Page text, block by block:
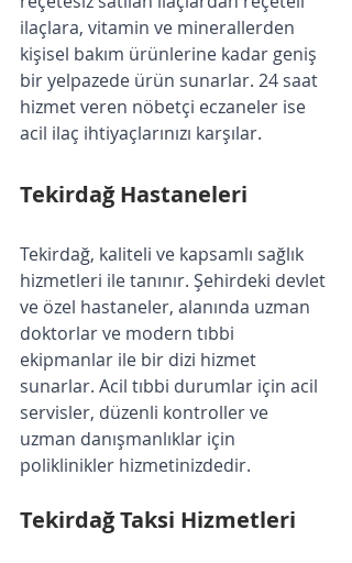
ilaçlara, vitamin ve minerallerden
kişisel bakım ürünlerine kadar geniş
bir yelpazede ürün sunarlar. 24 saat
hizmet veren nöbetçi eczaneler ise
acil ilaç ihtiyaçlarınızı karşılar.
Tekirdağ Hastaneleri
Tekirdağ, kaliteli ve kapsamlı sağlık
hizmetleri ile tanınır. Şehirdeki devlet
ve özel hastaneler, alanında uzman
doktorlar ve modern tıbbi
ekipmanlar ile bir dizi hizmet
sunarlar. Acil tıbbi durumlar için acil
servisler, düzenli kontroller ve
uzman danışmanlıklar için
poliklinikler hizmetinizdedir.
Tekirdağ Taksi Hizmetleri